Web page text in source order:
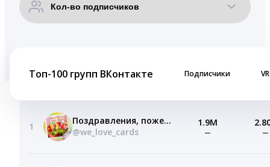
Топ-100 групп ВКонтакте Подписчики VR
1
Поздравления, пожелания, открытки!
@we_love_cards
1.9M
— —